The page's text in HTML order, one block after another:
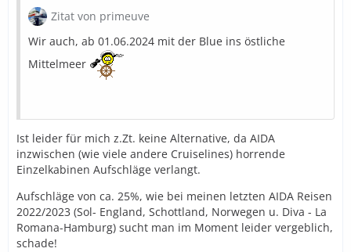
Zitat von primeuve
Wir auch, ab 01.06.2024 mit der Blue ins östliche
Mittelmeer
Ist leider für mich z.Zt. keine Alternative, da AIDA
inzwischen (wie viele andere Cruiselines) horrende
Einzelkabinen Aufschläge verlangt.
Aufschläge von ca. 25%, wie bei meinen letzten AIDA Reisen
2022/2023 (Sol- England, Schottland, Norwegen u. Diva - La
Romana-Hamburg) sucht man im Moment leider vergeblich,
schade!